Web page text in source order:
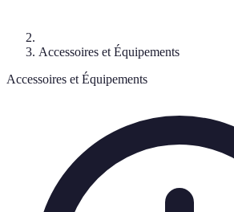
Accessoires et Équipements
Accessoires et Équipements